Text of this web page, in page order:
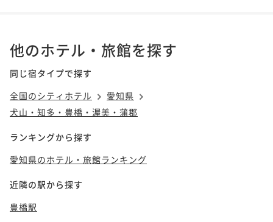
他のホテル・旅館を探す
同じ宿タイプで探す
全国のシティホテル
愛知県
犬山・知多・豊橋・渥美・蒲郡
ランキングから探す
愛知県のホテル・旅館ランキング
近隣の駅から探す
豊橋駅